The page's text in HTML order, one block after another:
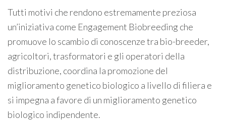
Tutti motivi che rendono estremamente preziosa
un’iniziativa come Engagement Biobreeding che
promuove lo scambio di conoscenze tra bio-breeder,
agricoltori, trasformatori e gli operatori della
distribuzione, coordina la promozione del
miglioramento genetico biologico a livello di filiera e
si impegna a favore di un miglioramento genetico
biologico indipendente.